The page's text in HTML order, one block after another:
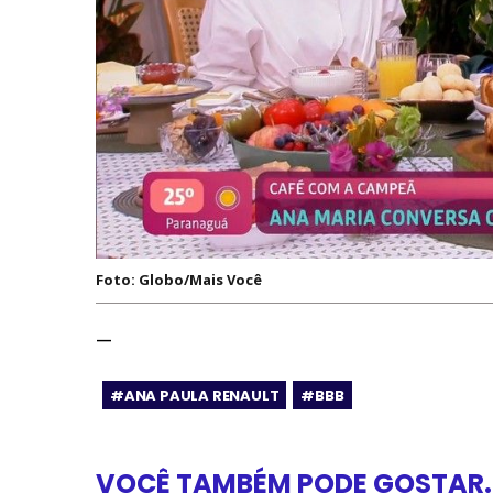
Foto: Globo/Mais Você
—
#ANA PAULA RENAULT #BBB
VOCÊ TAMBÉM PODE